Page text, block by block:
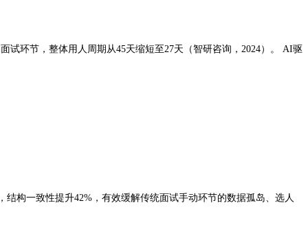
试环节，整体用人周期从45天缩短至27天（智研咨询，2024）。 AI驱
构一致性提升42%，有效缓解传统面试手动环节的数据孤岛、选人